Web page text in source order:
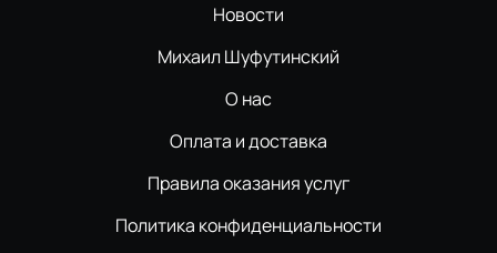
Новости
Михаил Шуфутинский
О нас
Оплата и доставка
Правила оказания услуг
Политика конфиденциальности